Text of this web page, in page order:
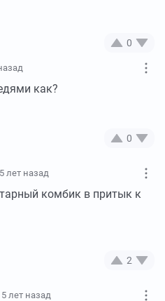
0
как?
0
5 лет назад
комбик в притык к
2
5 лет назад